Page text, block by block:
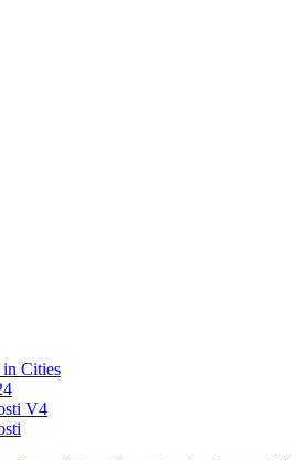
in Cities
V4